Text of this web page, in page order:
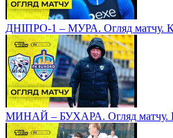
ДНІПРО-1 – МУРА. Огляд матчу.
МИНАЙ – БУХАРА. Огляд матчу.